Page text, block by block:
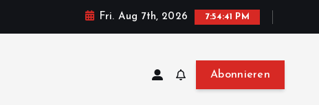
Fri. Aug 7th, 2026 7:54:43 PM
Abonnieren